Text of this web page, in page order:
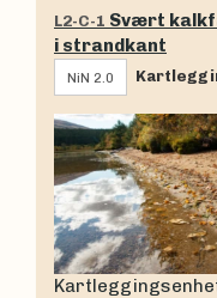
L2-C-1 Svært
i strandkant
NiN 2.0